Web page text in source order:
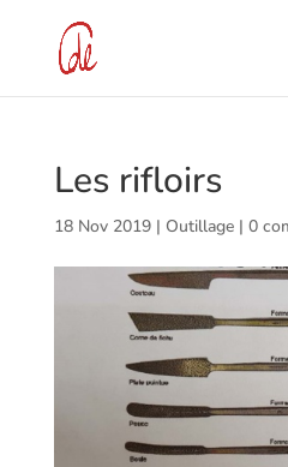
Les rifloirs
18 Nov 2019| Outillage| 0